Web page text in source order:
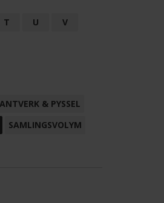
T U
V
& PYSSEL
SAMLINGSVOLYM